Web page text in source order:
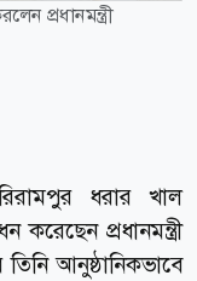
প্রধানমন্ত্রী
ধরার খাল
প্রধানমন্ত্রী
আনুষ্ঠানিকভাবে